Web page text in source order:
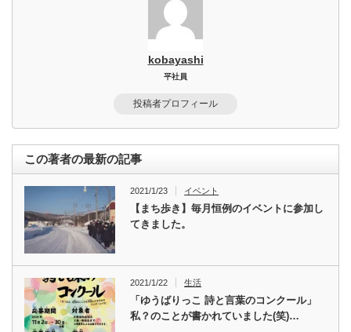
kobayashi
平社員
投稿者プロフィール
この著者の最新の記事
2021/1/23 イベント
【まち歩き】毎月恒例のイベントに参加し
てきました。
2021/1/22 生活
「ゆうばりっこ 詩と言葉のコンクール」
私？のことが書かれていました(笑)…